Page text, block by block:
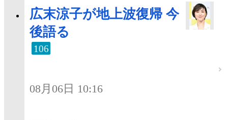
広末涼子が地上波復帰 今
後語る
106
08月06日 10:16